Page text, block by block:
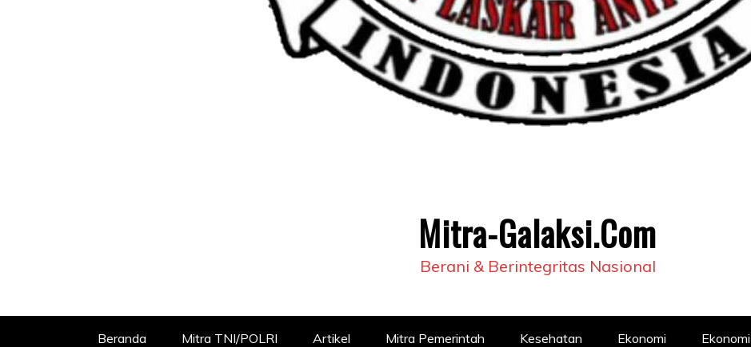
Mitra-Galaksi.Com
Berani & Berintegritas Nasional
Beranda Mitra TNI/POLRI Artikel Mitra Pemerintah Kesehatan Ekonomi Ekonomi